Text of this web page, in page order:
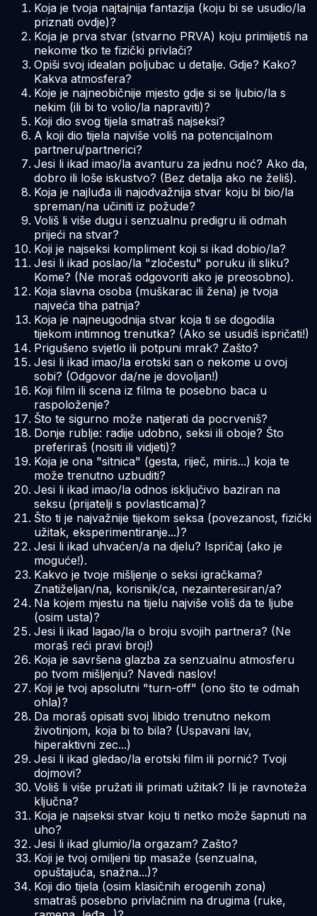
Koja je tvoja najtajnija fantazija (koju bi se usudio/la
priznati ovdje)?
Koja je prva stvar (stvarno PRVA) koju primijetiš na
nekome tko te fizički privlači?
Opiši svoj idealan poljubac u detalje. Gdje? Kako?
Kakva atmosfera?
Koje je najneobičnije mjesto gdje si se ljubio/la s
nekim (ili bi to volio/la napraviti)?
Koji dio svog tijela smatraš najseksi?
A koji dio tijela najviše voliš na potencijalnom
partneru/partnerici?
Jesi li ikad imao/la avanturu za jednu noć? Ako da,
dobro ili loše iskustvo? (Bez detalja ako ne želiš).
Koja je najluđa ili najodvažnija stvar koju bi bio/la
spreman/na učiniti iz požude?
Voliš li više dugu i senzualnu predigru ili odmah
prijeći na stvar?
Koji je najseksi kompliment koji si ikad dobio/la?
Jesi li ikad poslao/la "zločestu" poruku ili sliku?
Kome? (Ne moraš odgovoriti ako je preosobno).
Koja slavna osoba (muškarac ili žena) je tvoja
najveća tiha patnja?
Koja je najneugodnija stvar koja ti se dogodila
tijekom intimnog trenutka? (Ako se usudiš ispričati!)
Prigušeno svjetlo ili potpuni mrak? Zašto?
Jesi li ikad imao/la erotski san o nekome u ovoj
sobi? (Odgovor da/ne je dovoljan!)
Koji film ili scena iz filma te posebno baca u
raspoloženje?
Što te sigurno može natjerati da pocrveniš?
Donje rublje: radije udobno, seksi ili oboje? Što
preferiraš (nositi ili vidjeti)?
Koja je ona "sitnica" (gesta, riječ, miris...) koja te
može trenutno uzbuditi?
Jesi li ikad imao/la odnos isključivo baziran na
seksu (prijatelji s povlasticama)?
Što ti je najvažnije tijekom seksa (povezanost, fizički
užitak, eksperimentiranje...)?
Jesi li ikad uhvaćen/a na djelu? Ispričaj (ako je
moguće!).
Kakvo je tvoje mišljenje o seksi igračkama?
Znatiželjan/na, korisnik/ca, nezainteresiran/a?
Na kojem mjestu na tijelu najviše voliš da te ljube
(osim usta)?
Jesi li ikad lagao/la o broju svojih partnera? (Ne
moraš reći pravi broj!)
Koja je savršena glazba za senzualnu atmosferu
po tvom mišljenju? Navedi naslov!
Koji je tvoj apsolutni "turn-off" (ono što te odmah
ohla)?
Da moraš opisati svoj libido trenutno nekom
životinjom, koja bi to bila? (Uspavani lav,
hiperaktivni zec...)
Jesi li ikad gledao/la erotski film ili pornić? Tvoji
dojmovi?
Voliš li više pružati ili primati užitak? Ili je ravnoteža
ključna?
Koja je najseksi stvar koju ti netko može šapnuti na
uho?
Jesi li ikad glumio/la orgazam? Zašto?
Koji je tvoj omiljeni tip masaže (senzualna,
opuštajuća, snažna...)?
Koji dio tijela (osim klasičnih erogenih zona)
smatraš posebno privlačnim na drugima (ruke,